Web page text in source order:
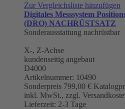
Zur Vergleichsliste hinzufügen
Digitales Messsystem
(DRO) NACHRÜSTSATZ
Sonderausstattung nachrüstbar
X-, Z-Achse
kundenseitig angebaut
D4000
Artikelnummer: 10490
Sonderpreis 799,00 €
inkl. MwSt., zzgl.
Lieferzeit: 2-3 Tage